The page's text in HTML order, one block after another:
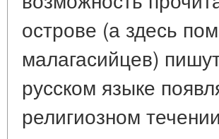
острове (а здесь
малагасийцев)
русском языке
религиозном